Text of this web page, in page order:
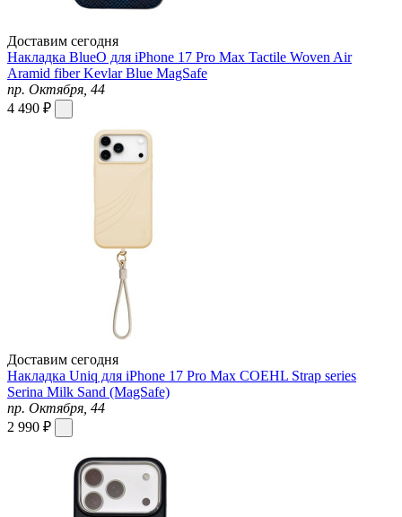
Доставим сегодня
Накладка BlueO для iPhone 17 Pro Max Tactile Woven Air
Aramid fiber Kevlar Blue MagSafe
пр. Октября, 44
4 490 ₽
Доставим сегодня
Накладка Uniq для iPhone 17 Pro Max COEHL Strap series
Serina Milk Sand (MagSafe)
пр. Октября, 44
2 990 ₽